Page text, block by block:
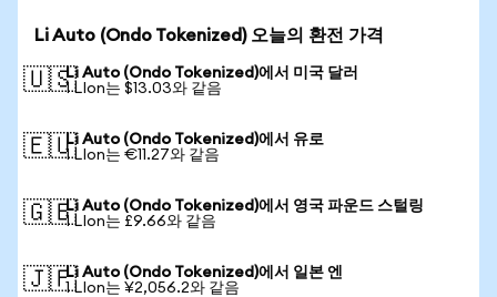
Li Auto (Ondo Tokenized) 오늘의 환전 가격
🇺🇸Li Auto (Ondo Tokenized)에서 미국 달러
1 LIon는 $13.03와 같음
🇪🇺Li Auto (Ondo Tokenized)에서 유로
1 LIon는 €11.27와 같음
🇬🇧Li Auto (Ondo Tokenized)에서 영국 파운드 스털링
1 LIon는 £9.66와 같음
🇯🇵Li Auto (Ondo Tokenized)에서 일본 엔
1 LIon는 ¥2,056.2와 같음